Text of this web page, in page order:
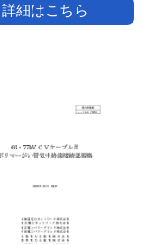
詳細はこちら